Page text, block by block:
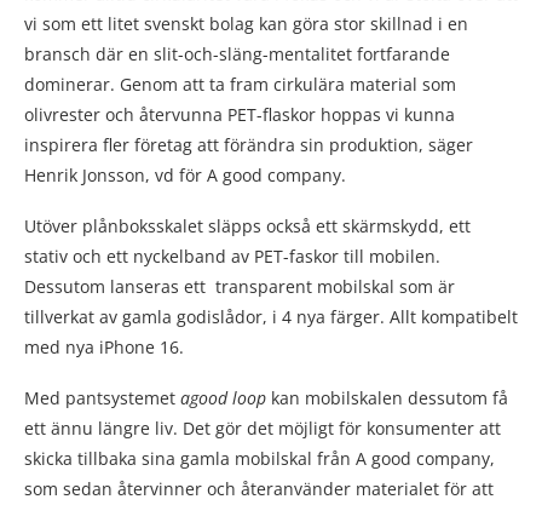
vi som ett litet svenskt bolag kan göra stor skillnad i en
bransch där en slit-och-släng-mentalitet fortfarande
dominerar. Genom att ta fram cirkulära material som
olivrester och återvunna PET-flaskor hoppas vi kunna
inspirera fler företag att förändra sin produktion, säger
Henrik Jonsson, vd för A good company.
Utöver plånboksskalet släpps också ett skärmskydd, ett
stativ och ett nyckelband av PET-faskor till mobilen.
Dessutom lanseras ett transparent mobilskal som är
tillverkat av gamla godislådor, i 4 nya färger. Allt kompatibelt
med nya iPhone 16.
Med pantsystemet agood loop kan mobilskalen dessutom få
ett ännu längre liv. Det gör det möjligt för konsumenter att
skicka tillbaka sina gamla mobilskal från A good company,
som sedan återvinner och återanvänder materialet för att